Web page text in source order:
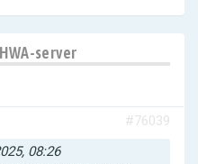
server
#76039
08:26